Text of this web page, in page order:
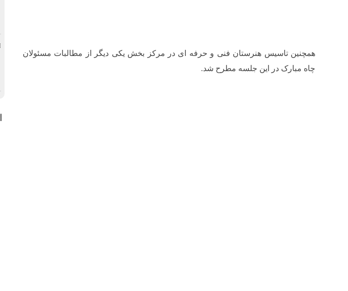
همچنین تاسیس هنرستان فنی و حرفه ای در مرکز بخش یکی دیگر از مطالبات مسئولان
چاه مبارک در این جلسه مطرح شد.